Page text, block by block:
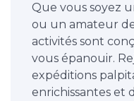
Que vous soyez
ou un amateur
activités sont
vous épanouir.
expéditions
enrichissantes et